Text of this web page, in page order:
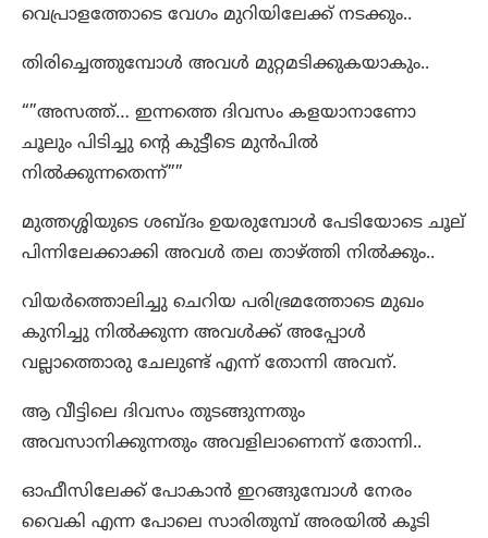
വെപ്രാളത്തോടെ വേഗം മുറിയിലേക്ക് നടക്കും..
തിരിച്ചെത്തുമ്പോൾ അവൾ മുറ്റമടിക്കുകയാകും..
“”അസത്ത്… ഇന്നത്തെ ദിവസം കളയാനാണോ
ചൂലും പിടിച്ചു ന്റെ കുട്ടീടെ മുൻപിൽ
നിൽക്കുന്നതെന്ന്””
മുത്തശ്ശിയുടെ ശബ്ദം ഉയരുമ്പോൾ പേടിയോടെ ചൂല്
പിന്നിലേക്കാക്കി അവൾ തല താഴ്ത്തി നിൽക്കും..
വിയർത്തൊലിച്ചു ചെറിയ പരിഭ്രമത്തോടെ മുഖം
കുനിച്ചു നിൽക്കുന്ന അവൾക്ക് അപ്പോൾ
വല്ലാത്തൊരു ചേലുണ്ട് എന്ന് തോന്നി അവന്.
ആ വീട്ടിലെ ദിവസം തുടങ്ങുന്നതും
അവസാനിക്കുന്നതും അവളിലാണെന്ന് തോന്നി..
ഓഫീസിലേക്ക് പോകാൻ ഇറങ്ങുമ്പോൾ നേരം
വൈകി എന്ന പോലെ സാരിതുമ്പ് അരയിൽ കൂടി